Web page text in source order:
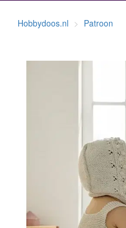
Hobbydoos.nl Patroon